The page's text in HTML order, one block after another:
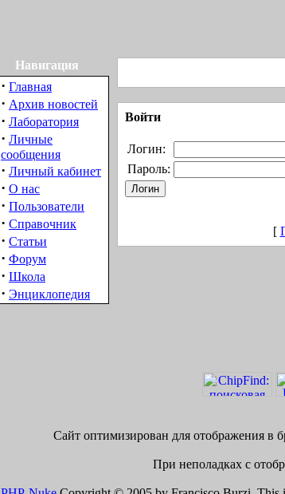
Навигация
· Главная
· Архив новостей
· Лаборатория
· Личные
сообщения
· Личный кабинет
· О нас
· Пользователи
· Справочник
· Статьи
· Форум
· Школа
· Энциклопедия
Войти
Логин:
Пароль:
[
Сайт оптимизирован для отображения в
При неполадках с